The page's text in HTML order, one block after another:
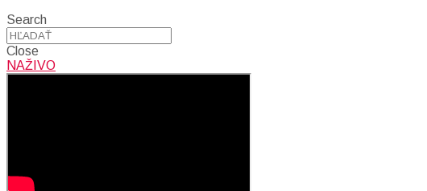
Search
Close
NAŽIVO